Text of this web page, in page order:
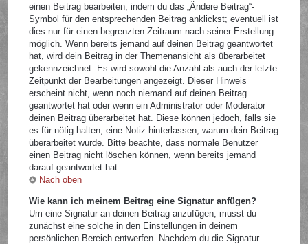
einen Beitrag bearbeiten, indem du das „Ändere Beitrag“-
Symbol für den entsprechenden Beitrag anklickst; eventuell ist
dies nur für einen begrenzten Zeitraum nach seiner Erstellung
möglich. Wenn bereits jemand auf deinen Beitrag geantwortet
hat, wird dein Beitrag in der Themenansicht als überarbeitet
gekennzeichnet. Es wird sowohl die Anzahl als auch der letzte
Zeitpunkt der Bearbeitungen angezeigt. Dieser Hinweis
erscheint nicht, wenn noch niemand auf deinen Beitrag
geantwortet hat oder wenn ein Administrator oder Moderator
deinen Beitrag überarbeitet hat. Diese können jedoch, falls sie
es für nötig halten, eine Notiz hinterlassen, warum dein Beitrag
überarbeitet wurde. Bitte beachte, dass normale Benutzer
einen Beitrag nicht löschen können, wenn bereits jemand
darauf geantwortet hat.
Nach oben
Wie kann ich meinem Beitrag eine Signatur anfügen?
Um eine Signatur an deinen Beitrag anzufügen, musst du
zunächst eine solche in den Einstellungen in deinem
persönlichen Bereich entwerfen. Nachdem du die Signatur